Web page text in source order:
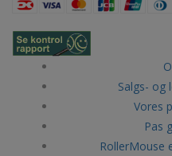
Salgs- og
Vores
Pas
RollerMouse